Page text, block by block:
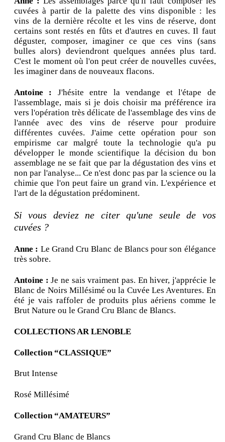
cuvées à partir de la palette des vins disponible : les
vins de la dernière récolte et les vins de réserve, dont
certains sont restés en fûts et d'autres en cuves. Il faut
déguster, composer, imaginer ce que ces vins (sans
bulles alors) deviendront quelques années plus tard.
C'est le moment où l'on peut créer de nouvelles cuvées,
les imaginer dans de nouveaux flacons.
Antoine : J'hésite entre la vendange et l'étape de
l'assemblage, mais si je dois choisir ma préférence ira
vers l'opération très délicate de l'assemblage des vins de
l'année avec des vins de réserve pour produire
différentes cuvées. J'aime cette opération pour son
empirisme car malgré toute la technologie qu'a pu
développer le monde scientifique la décision du bon
assemblage ne se fait que par la dégustation des vins et
non par l'analyse... Ce n'est donc pas par la science ou la
chimie que l'on peut faire un grand vin. L'expérience et
l'art de la dégustation prédominent.
Si vous deviez ne citer qu'une seule de vos
cuvées ?
Anne : Le Grand Cru Blanc de Blancs pour son élégance
très sobre.
Antoine : Je ne sais vraiment pas. En hiver, j'apprécie le
Blanc de Noirs Millésimé ou la Cuvée Les Aventures. En
été je vais raffoler de produits plus aériens comme le
Brut Nature ou le Grand Cru Blanc de Blancs.
COLLECTIONS AR LENOBLE
Collection “CLASSIQUE”
Brut Intense
Rosé Millésimé
Collection “AMATEURS”
Grand Cru Blanc de Blancs